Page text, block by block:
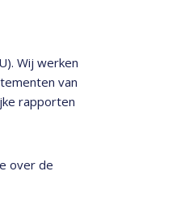
Wij werken
van
rapporten
over de